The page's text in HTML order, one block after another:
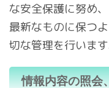
な安全保護に努め
最新なものに保つ
切な管理を行います
情報内容の照会